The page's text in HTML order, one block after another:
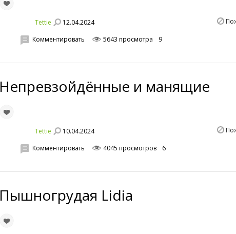
Tettie 12.04.2024
Комментировать 5643 просмотра 9
Непревзойдённые и манящие
Tettie 10.04.2024
Комментировать 4045 просмотров 6
Пышногрудая Lidia